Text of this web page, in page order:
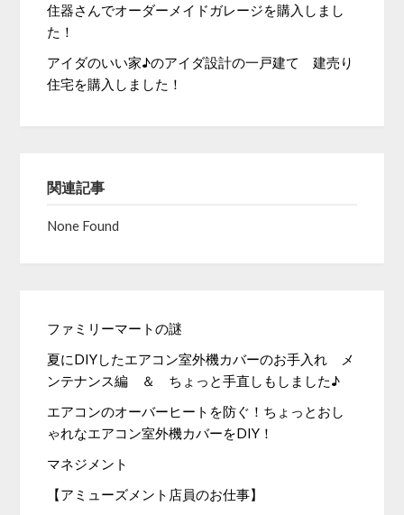
住器さんでオーダーメイドガレージを購入しまし
た！
アイダのいい家♪のアイダ設計の一戸建て 建売り
住宅を購入しました！
関連記事
None Found
ファミリーマートの謎
夏にDIYしたエアコン室外機カバーのお手入れ メ
ンテナンス編 ＆ ちょっと手直しもしました♪
エアコンのオーバーヒートを防ぐ！ちょっとおし
ゃれなエアコン室外機カバーをDIY！
マネジメント
【アミューズメント店員のお仕事】